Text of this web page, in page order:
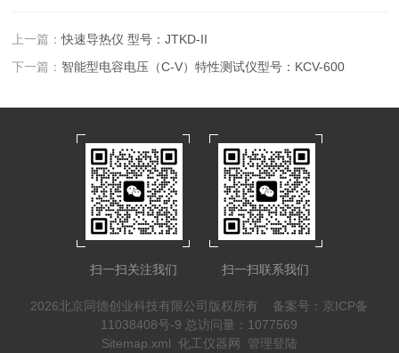
上一篇：快速导热仪 型号：JTKD-II
下一篇： 智能型电容电压（C-V）特性测试仪型号：KCV-600
扫一扫关注我们 扫一扫联系我们
2026北京同德创业科技有限公司版权所有 备案号：京ICP备
11038408号-9 总访问量：1077569
Sitemap.xml 化工仪器网 管理登陆